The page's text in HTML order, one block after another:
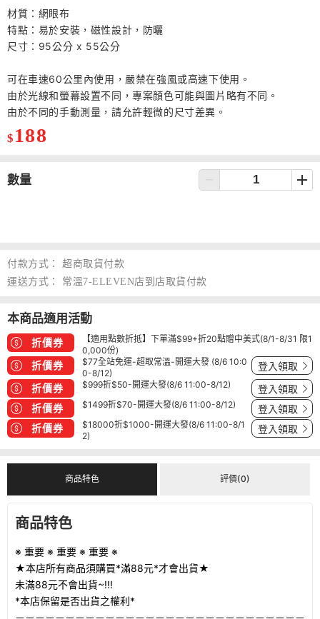
材質：網眼布
特點：易於安裝，磁性設計，防曬
尺寸：95公分 x 55公分
可在車速60公里內使用，嚴禁在強風或高速下使用。
由於光線和螢幕設置不同，專案顏色可能與圖片略有不同。
由於不同的手動測量，請允許輕微的尺寸差異。
$ 188
數量
付款方式：
超商取貨付款
運送方式：
常溫7-ELEVEN店到店取貨付款
本商品適用活動
折價券
【適用點數折抵】下單滿$99+折20點贈中美式(8/1-8/31 限1
0,000份)
折價券
$77全站免運-超取常溫-開運大發 (8/6 10:0
0-8/12)
登入領取
折價券 $999折$50-開運大發(8/6 11:00-8/12) 登入領取
折價券 $1499折$70-開運大發(8/6 11:00-8/12) 登入領取
折價券
$18000折$1000-開運大發(8/6 11:00-8/1
2)
登入領取
商品特色 評價(0)
商品特色
※ 重要 ※ 重要 ※ 重要 ※
★本店所有商品須購買*滿88元*才會出貨★
未滿88元不會出貨~!!!
*本店保留是否出貨之權利*